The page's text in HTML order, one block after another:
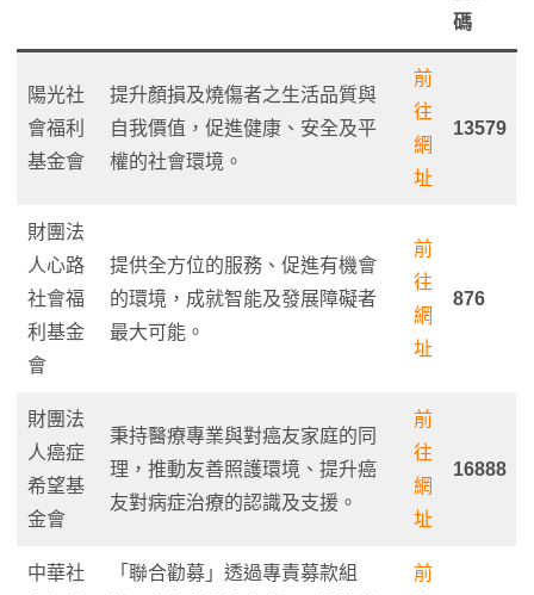
碼
陽光社
會福利
基金會
提升顏損及燒傷者之生活品質與
自我價值，促進健康、安全及平
權的社會環境。
前
往
網
址
13579
財團法
人心路
社會福
利基金
會
提供全方位的服務、促進有機會
的環境，成就智能及發展障礙者
最大可能。
前
往
網
址
876
財團法
人癌症
希望基
金會
秉持醫療專業與對癌友家庭的同
理，推動友善照護環境、提升癌
友對病症治療的認識及支援。
前
往
網
址
16888
中華社
「聯合勸募」透過專責募款組
前